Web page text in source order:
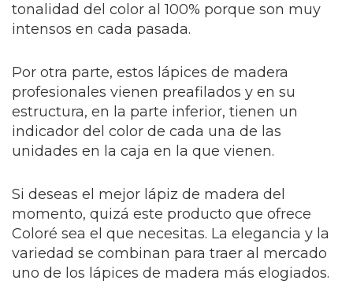
tonalidad del color al 100% porque son muy
intensos en cada pasada.
Por otra parte, estos lápices de madera
profesionales vienen preafilados y en su
estructura, en la parte inferior, tienen un
indicador del color de cada una de las
unidades en la caja en la que vienen.
Si deseas el mejor lápiz de madera del
momento, quizá este producto que ofrece
Coloré sea el que necesitas. La elegancia y la
variedad se combinan para traer al mercado
uno de los lápices de madera más elogiados.